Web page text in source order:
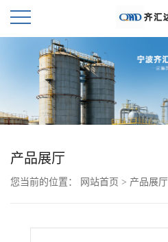
首
页
公
产品展厅
您当前的位置： 网站首页 > 产品展厅